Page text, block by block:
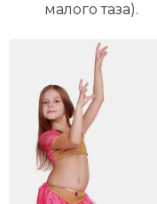
малого таза).